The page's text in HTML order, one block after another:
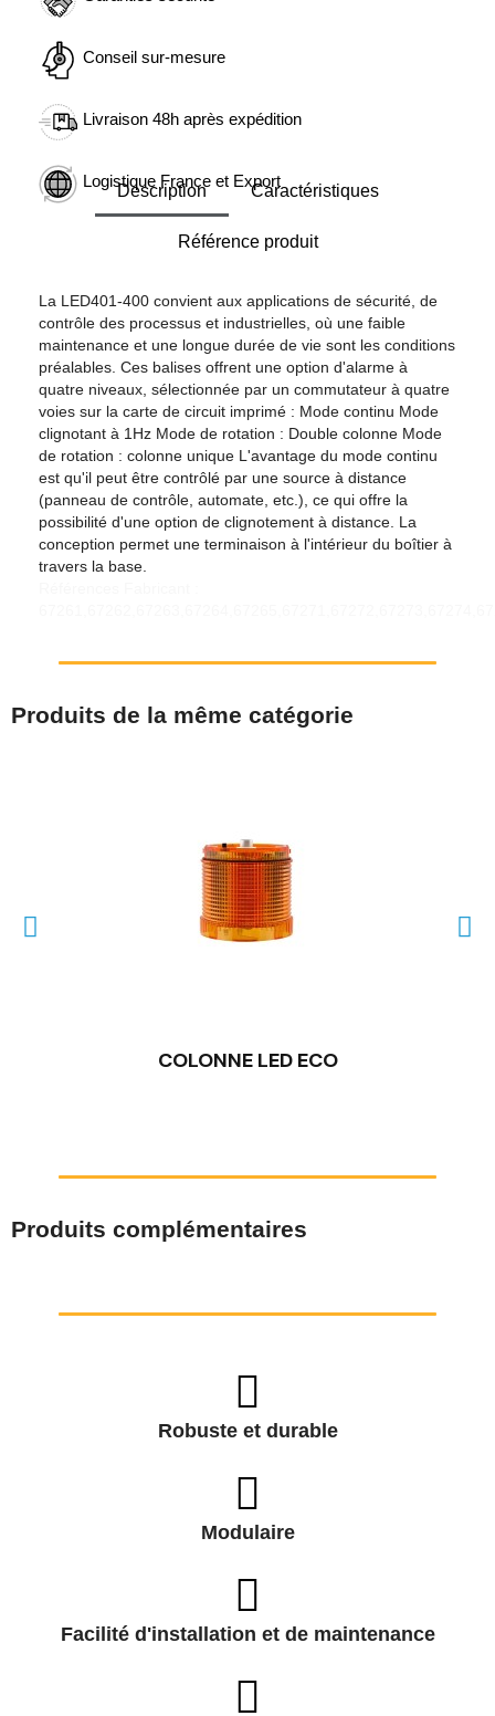
Conseil sur-mesure
Livraison 48h après expédition
Logistique France et Export
Description Caractéristiques
Référence produit
La LED401-400 convient aux applications de sécurité, de
contrôle des processus et industrielles, où une faible
maintenance et une longue durée de vie sont les conditions
préalables. Ces balises offrent une option d'alarme à
quatre niveaux, sélectionnée par un commutateur à quatre
voies sur la carte de circuit imprimé : Mode continu Mode
clignotant à 1Hz Mode de rotation : Double colonne Mode
de rotation : colonne unique L'avantage du mode continu
est qu'il peut être contrôlé par une source à distance
(panneau de contrôle, automate, etc.), ce qui offre la
possibilité d'une option de clignotement à distance. La
conception permet une terminaison à l'intérieur du boîtier à
travers la base.
Produits de la même catégorie
COLONNE LED ECO
Produits complémentaires
Robuste et durable
Modulaire
Facilité d'installation et de maintenance